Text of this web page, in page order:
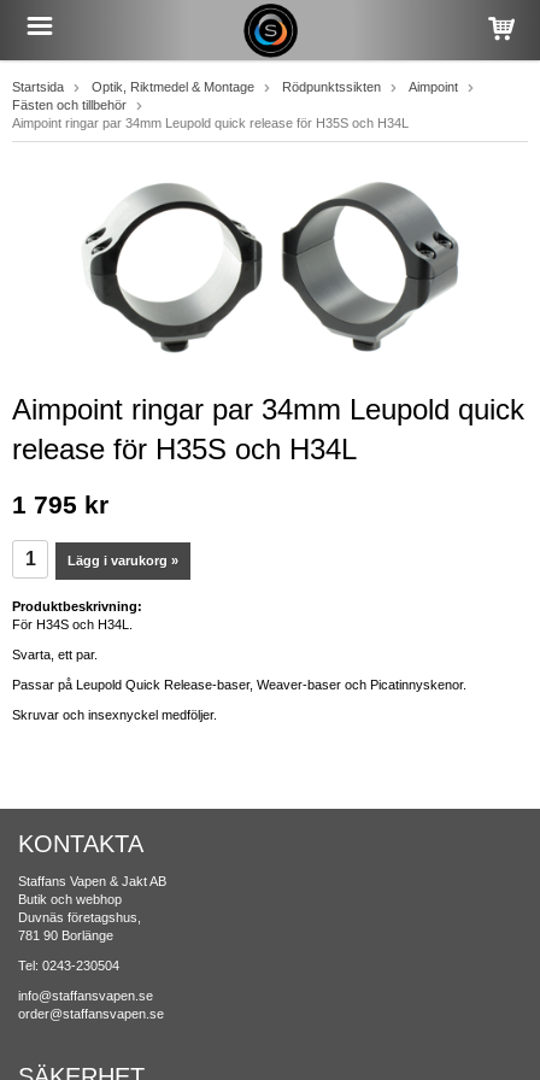
Startsida Optik, Riktmedel & Montage Rödpunktssikten
Aimpoint
Fästen och tillbehör
Aimpoint ringar par 34mm Leupold quick release för H35S och H34L
Aimpoint ringar par 34mm Leupold quick
release för H35S och H34L
1 795 kr
Lägg i varukorg »
Produktbeskrivning:
För H34S och H34L.
Svarta, ett par.
Passar på Leupold Quick Release-baser, Weaver-baser och Picatinnyskenor.
Skruvar och insexnyckel medföljer.
KONTAKTA
Staffans Vapen & Jakt AB
Butik och webhop
Duvnäs företagshus,
781 90 Borlänge
Tel: 0243-230504
info@staffansvapen.se
order@staffansvapen.se